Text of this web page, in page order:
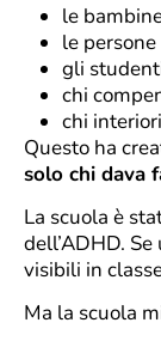
le
le
gli
chi
chi
Questo ha
solo chi dava
La scuola è
dell’ADHD.
visibili in
Ma la scuola